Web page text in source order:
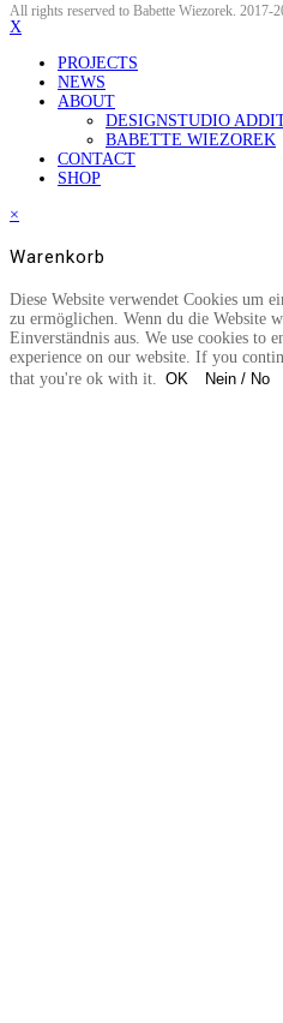
All rights reserved to Babette Wiezorek. 2017-
X
PROJECTS
NEWS
ABOUT
DESIGNSTUDIO
BABETTE WIEZOREK
CONTACT
SHOP
×
Warenkorb
Diese Website verwendet Cookies um
zu ermöglichen. Wenn du die Website
Einverständnis aus. We use cookies to
experience on our website. If you
that you're ok with it.
OK Nein / No